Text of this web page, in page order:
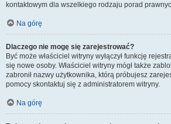
kontaktowym dla wszelkiego rodzaju porad
Na górę
Dlaczego nie mogę się zarejestrować?
Być może właściciel witryny wyłączył funkcję
się nowe osoby. Właściciel witryny mógł także
zabronił nazwy użytkownika, którą próbujesz
pomocy skontaktuj się z administratorem witryny.
Na górę